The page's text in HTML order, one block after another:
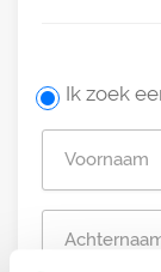
Ik zoek